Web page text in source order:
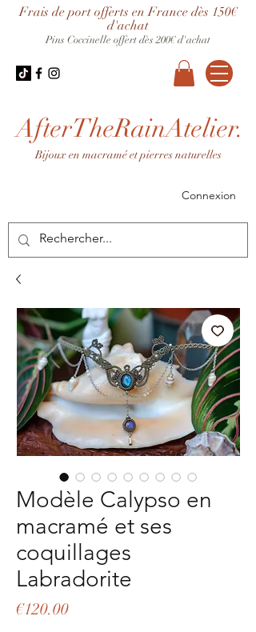
AfterTheRainAtelier.
Bijoux en macramé et pierres naturelles
Connexion
Frais de port offerts en France dès 150€
d'achat
Pins Coccinelle offert dès 200€ d'achat
Modèle Calypso en
macramé et ses
coquillages
Labradorite
€120.00価